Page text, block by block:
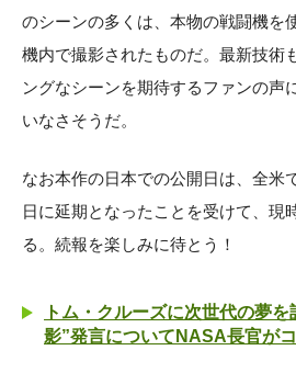
のシーンの多くは、本物の戦闘機を
機内で撮影されたものだ。最新技術
ングなシーンを期待するファンの声
いなさそうだ。
なお本作の日本での公開日は、全米
日に延期となったことを受けて、現
る。続報を楽しみに待とう！
トム・クルーズに次世代の夢
影”発言についてNASA長官が